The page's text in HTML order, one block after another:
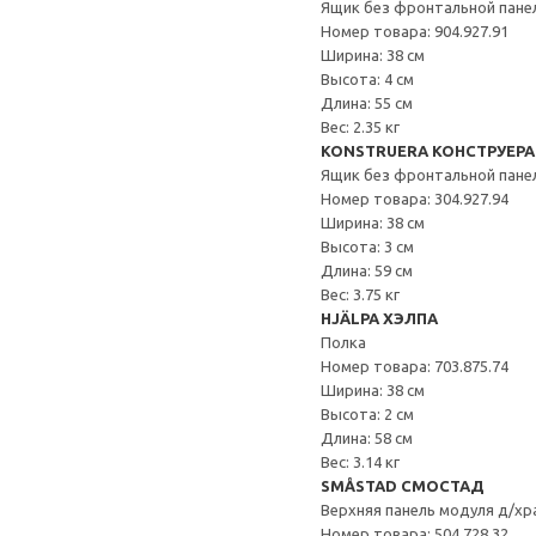
Ящик без фронтальной
Номер товара: 904.927.91
Ширина: 38 см
Высота: 4 см
Длина: 55 см
Вес: 2.35 кг
KONSTRUERA КОНСТРУЕРА
Ящик без фронтальной
Номер товара: 304.927.94
Ширина: 38 см
Высота: 3 см
Длина: 59 см
Вес: 3.75 кг
HJÄLPA ХЭЛПА
Полка
Номер товара: 703.875.74
Ширина: 38 см
Высота: 2 см
Длина: 58 см
Вес: 3.14 кг
SMÅSTAD СМОСТАД
Верхняя панель модуля д/